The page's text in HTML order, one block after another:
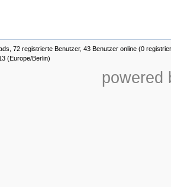
72 registrierte Benutzer, 43 Benutzer online (0
(Europe/Berlin)
powered